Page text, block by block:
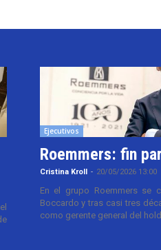
Ejecutivos
Roemmers: fin
Cristina Kroll - 20/05/2026 13:00
En el grupo Roemmers se
Boccardo y tras casi tres
como gerente general del